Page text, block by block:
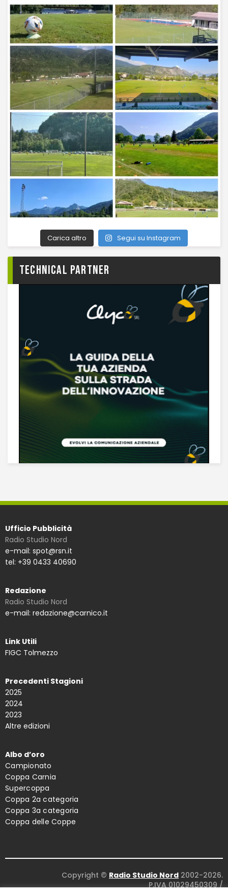
Carica altro Segui su Instagram
TECHNICAL PARTNER
Ufficio Pubblicità
Radio Studio Nord
e-mail: spot@rsn.it
tel: +39 0433 40690
Redazione
Radio Studio Nord
e-mail: redazione@carnico.it
Link Utili
FIGC Tolmezzo
Precedenti Stagioni
2025
2024
2023
Altre edizioni
Albo d’oro
Campionato
Coppa Carnia
Supercoppa
Coppa 2a categoria
Coppa 3a categoria
Coppa delle Coppe
Copyright © Radio Studio Nord 2002-2026.
P.IVA 01029450309/